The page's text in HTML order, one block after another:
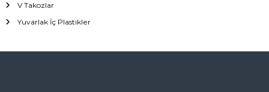
V Takozlar
Yuvarlak İç Plastikler